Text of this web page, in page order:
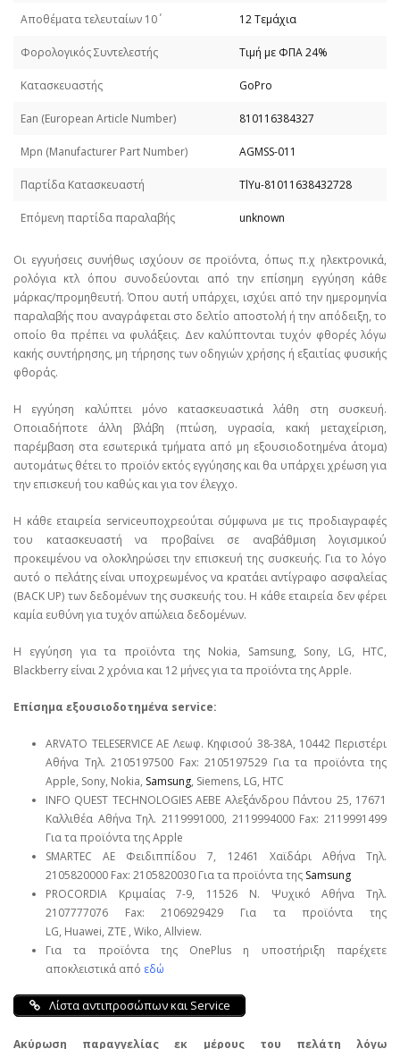
Απoθέματα τελευταίων 10΄ 12 Τεμάχια
Φορολογικός Συντελεστής Τιμή με ΦΠΑ 24%
Κατασκευαστής GoPro
Εan (European Article Number) 810116384327
Mpn (Manufacturer Part Number) AGMSS-011
Παρτίδα Κατασκευαστή TlYu-81011638432728
Επόμενη παρτίδα παραλαβής unknown
Οι εγγυήσεις συνήθως ισχύουν σε προϊόντα, όπως π.χ ηλεκτρονικά,
ρολόγια κτλ όπου συνοδεύονται από την επίσημη εγγύηση κάθε
μάρκας/προμηθευτή. Όπου αυτή υπάρχει, ισχύει από την ημερομηνία
παραλαβής που αναγράφεται στο δελτίο αποστολή ή την απόδειξη, το
οποίο θα πρέπει να φυλάξεις. Δεν καλύπτονται τυχόν φθορές λόγω
κακής συντήρησης, μη τήρησης των οδηγιών χρήσης ή εξαιτίας φυσικής
φθοράς.
Η εγγύηση καλύπτει μόνο κατασκευαστικά λάθη στη συσκευή.
Οποιαδήποτε άλλη βλάβη (πτώση, υγρασία, κακή μεταχείριση,
παρέμβαση στα εσωτερικά τμήματα από μη εξουσιοδοτημένα άτομα)
αυτομάτως θέτει το προϊόν εκτός εγγύησης και θα υπάρχει χρέωση για
την επισκευή του καθώς και για τον έλεγχο.
Η κάθε εταιρεία serviceυποχρεούται σύμφωνα με τις προδιαγραφές
του κατασκευαστή να προβαίνει σε αναβάθμιση λογισμικού
προκειμένου να ολοκληρώσει την επισκευή της συσκευής. Για το λόγο
αυτό ο πελάτης είναι υποχρεωμένος να κρατάει αντίγραφο ασφαλείας
(BACK UP) των δεδομένων της συσκευής του. Η κάθε εταιρεία δεν φέρει
καμία ευθύνη για τυχόν απώλεια δεδομένων.
Η εγγύηση για τα προϊόντα της Nokia, Samsung, Sony, LG, HTC,
Blackberry είναι 2 χρόνια και 12 μήνες για τα προϊόντα της Apple.
Επίσημα εξουσιοδοτημένα service:
ARVATO TELESERVICE ΑΕ Λεωφ. Κηφισού 38-38Α, 10442 Περιστέρι
Αθήνα Τηλ. 2105197500 Fax: 2105197529 Για τα προϊόντα της
Apple, Sony, Nokia, Samsung, Siemens, LG, HTC
INFO QUEST TECHNOLOGIES ΑΕΒΕ Αλεξάνδρου Πάντου 25, 17671
Καλλιθέα Αθήνα Τηλ. 2119991000, 2119994000 Fax: 2119991499
Για τα προϊόντα της Apple
SMARTEC ΑΕ Φειδιππίδου 7, 12461 Χαϊδάρι Αθήνα Τηλ.
2105820000 Fax: 2105820030 Για τα προϊόντα της Samsung
PROCORDIA Κριμαίας 7-9, 11526 Ν. Ψυχικό Αθήνα Τηλ.
2107777076 Fax: 2106929429 Για τα προϊόντα της
LG, Huawei, ΖΤΕ , Wiko, Allview.
Για τα προϊόντα της OnePlus η υποστήριξη παρέχετε
αποκλειστικά από εδώ
Λίστα αντιπροσώπων και Service
Ακύρωση παραγγελίας εκ μέρους του πελάτη λόγω